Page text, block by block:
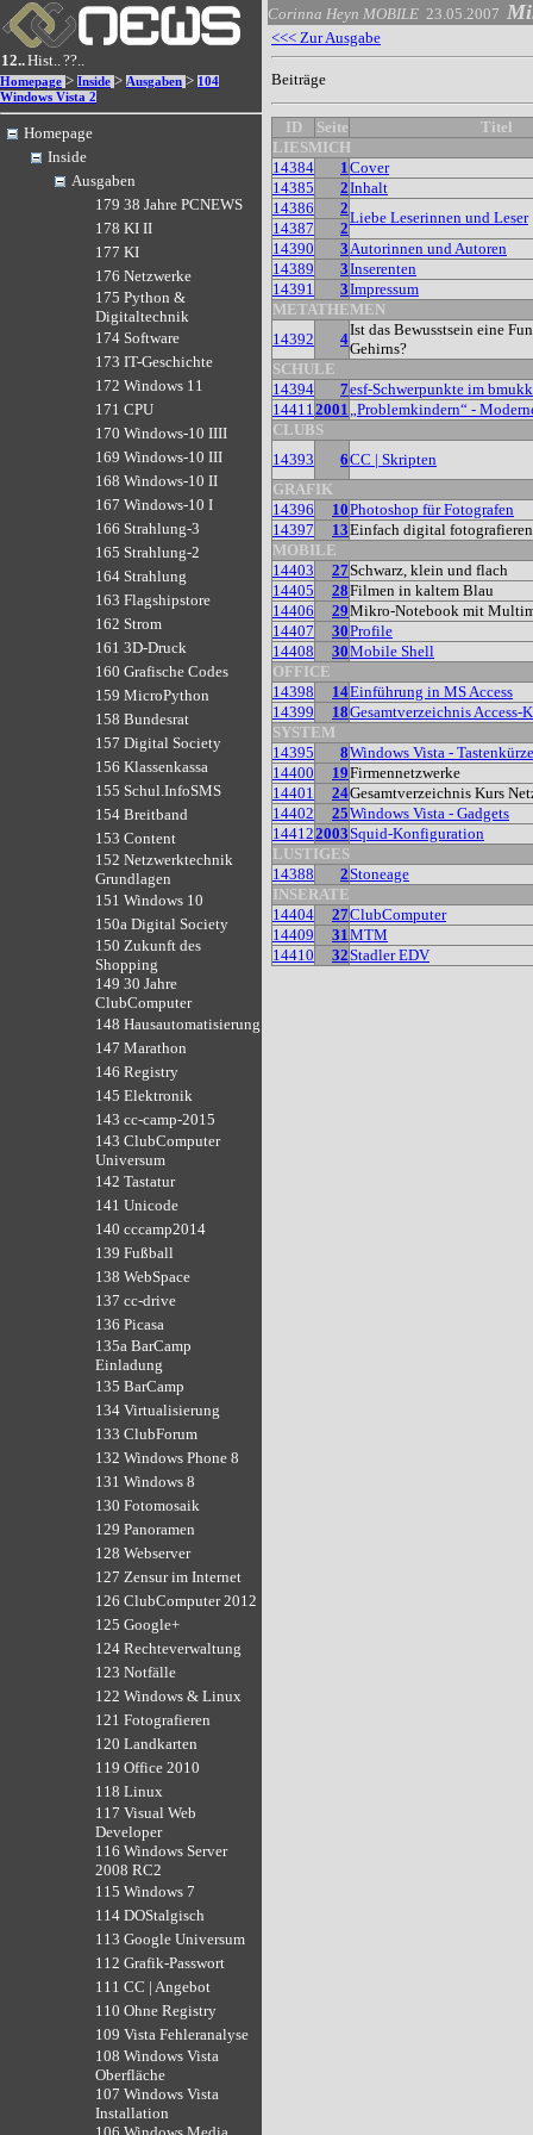
12..Hist..??..
Homepage > Inside > Ausgaben > 104
Windows Vista 2
Homepage
Inside
Ausgaben
179 38 Jahre PCNEWS
178 KI II
177 KI
176 Netzwerke
175 Python &
Digitaltechnik
174 Software
173 IT-Geschichte
172 Windows 11
171 CPU
170 Windows-10 IIII
169 Windows-10 III
168 Windows-10 II
167 Windows-10 I
166 Strahlung-3
165 Strahlung-2
164 Strahlung
163 Flagshipstore
162 Strom
161 3D-Druck
160 Grafische Codes
159 MicroPython
158 Bundesrat
157 Digital Society
156 Klassenkassa
155 Schul.InfoSMS
154 Breitband
153 Content
152 Netzwerktechnik
Grundlagen
151 Windows 10
150a Digital Society
150 Zukunft des
Shopping
149 30 Jahre
ClubComputer
148 Hausautomatisierung
147 Marathon
146 Registry
145 Elektronik
143 cc-camp-2015
143 ClubComputer
Universum
142 Tastatur
141 Unicode
140 cccamp2014
139 Fußball
138 WebSpace
137 cc-drive
136 Picasa
135a BarCamp
Einladung
135 BarCamp
134 Virtualisierung
133 ClubForum
132 Windows Phone 8
131 Windows 8
130 Fotomosaik
129 Panoramen
128 Webserver
127 Zensur im Internet
126 ClubComputer 2012
125 Google+
124 Rechteverwaltung
123 Notfälle
122 Windows & Linux
121 Fotografieren
120 Landkarten
119 Office 2010
118 Linux
117 Visual Web
Developer
116 Windows Server
2008 RC2
115 Windows 7
114 DOStalgisch
113 Google Universum
112 Grafik-Passwort
111 CC | Angebot
110 Ohne Registry
109 Vista Fehleranalyse
108 Windows Vista
Oberfläche
107 Windows Vista
Installation
Corinna Heyn MOBILE 23.05.2007
<<< Zur Ausgabe
Beiträge
ID Seite
Titel
LIESMICH
14384
1Cover
14385
2Inhalt
14386
2
Liebe Leserinnen und Leser
14387
2
14390
3Autorinnen und Autoren
14389
3Inserenten
14391
3Impressum
METATHEMEN
14392
4
Ist das Bewusstsein eine
Gehirns?
SCHULE
14394
7esf-Schwerpunkte im bmukk
144112001 „Problemkindern“ -
CLUBS
14393
6CC | Skripten
GRAFIK
14396
10Photoshop für Fotografen
14397
13Einfach digital fotografieren
MOBILE
14403
27Schwarz, klein und flach
14405
28Filmen in kaltem Blau
14406
29Mikro-Notebook mit
14407
30Profile
14408
30Mobile Shell
OFFICE
14398
14Einführung in MS Access
14399
18Gesamtverzeichnis Access-
SYSTEM
14395
8Windows Vista -
14400
19Firmennetzwerke
14401
24Gesamtverzeichnis Kurs
14402
25Windows Vista - Gadgets
144122003Squid-Konfiguration
LUSTIGES
14388
2Stoneage
INSERATE
14404
27ClubComputer
14409
31MTM
14410
32Stadler EDV